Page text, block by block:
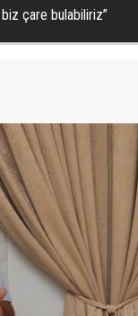
biz çare bulabiliriz”